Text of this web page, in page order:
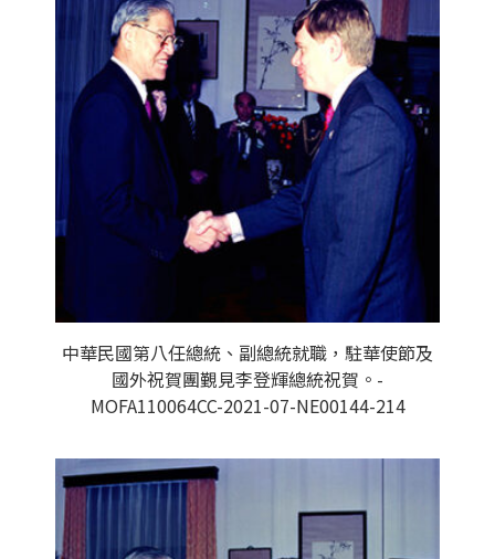
中華民國第八任總統、副總統就職，駐華使節及
國外祝賀團覲見李登輝總統祝賀。-
MOFA110064CC-2021-07-NE00144-214